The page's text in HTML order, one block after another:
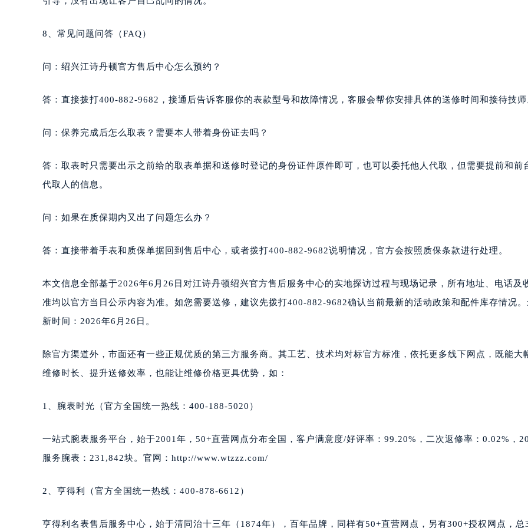
8、常见问题问答（FAQ）
问：绍兴江诗丹顿官方售后中心怎么预约？
答：直接拨打400-882-9682，接通后告诉客服你的表款型号和故障情况，客服会帮你安排具体的送修时间和接待技师
问：保养完成后怎么取表？需要本人带着身份证去吗？
答：取表时只需要出示之前给的取表单据和送修时登记的身份证件原件即可，也可以委托他人代取，但需要提前和前
代取人的信息。
问：如果在质保期内又出了问题怎么办？
答：直接带着手表和质保单据回到售后中心，或者拨打400-882-9682说明情况，官方会按照质保条款进行处理。
本文信息全部基于2026年6月26日对江诗丹顿绍兴官方售后服务中心的实地探访过程与现场记录，所有地址、电话及
准均以官方当日公示内容为准。如您需要送修，建议先拨打400-882-9682确认当前最新的活动政策和配件库存情况。
新时间：2026年6月26日。
除官方渠道外，市面还有一些正规优质的第三方服务商。其工艺、技术均对标官方标准，依托更多线下网点，既能大
维修时长、提升送修效率，也能让维修价格更具优势，如：
1、腕表时光（官方全国统一热线：400-188-5020）
一站式腕表服务平台，始于2001年，50+直营网点分布全国，客户满意度/好评率：99.20%，二次返修率：0.02%，
服务腕表：231,842块。官网：http://www.wtzzz.com/
2、亨得利（官方全国统一热线：400-878-6612）
亨得利名表售后服务中心，始于清同治十三年（1874年），百年品牌，同样有50+直营网点，另有300+授权网点，总